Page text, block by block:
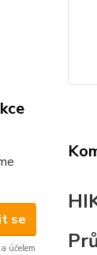
se
účelem